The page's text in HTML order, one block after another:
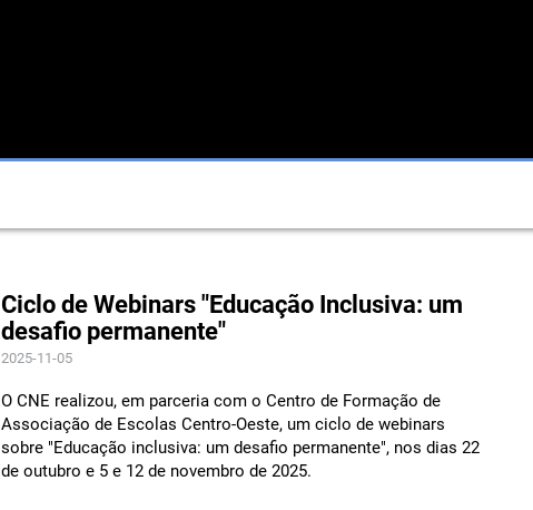
Ciclo de Webinars "Educação Inclusiva: um
desafio permanente"
2025-11-05
O CNE realizou, em parceria com o Centro de Formação de
Associação de Escolas Centro-Oeste, um ciclo de webinars
sobre "Educação inclusiva: um desafio permanente", nos dias 22
de outubro e 5 e 12 de novembro de 2025.